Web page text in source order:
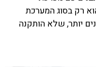
רק בסוג המערכת
יותר, שלא הותקנה